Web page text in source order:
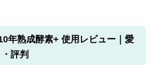
年熟成酵素+ 使用レビュー｜愛
評判